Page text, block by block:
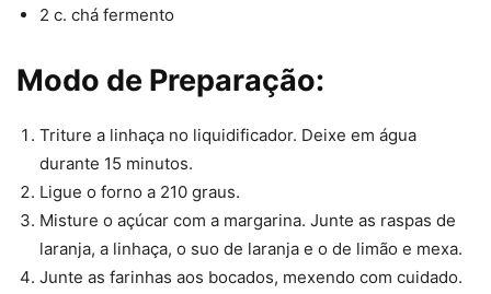
2 c. chá fermento
Modo de Preparação:
Triture a linhaça no liquidificador. Deixe em água
durante 15 minutos.
Ligue o forno a 210 graus.
Misture o açúcar com a margarina. Junte as raspas de
laranja, a linhaça, o suo de laranja e o de limão e mexa.
Junte as farinhas aos bocados, mexendo com cuidado.